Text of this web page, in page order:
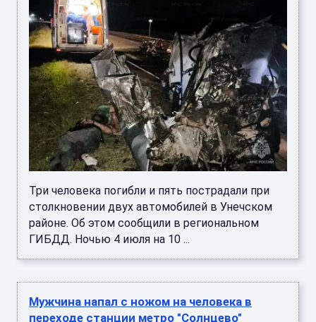
Три человека погибли и пять пострадали при
столкновении двух автомобилей в Унечском
районе. Об этом сообщили в региональном
ГИБДД. Ночью 4 июля на 10 ...
Мужчина напал с ножом на человека в
переходе станции метро "Солнцево"